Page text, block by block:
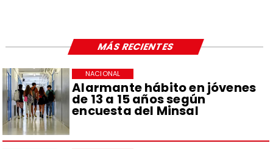
Alarmante hábito en jóvenes
de 13 a 15 años según
encuesta del Minsal
NACIONAL
MÁS RECIENTES